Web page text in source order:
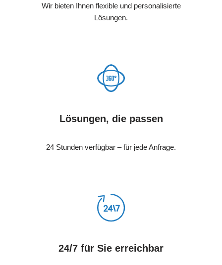
Wir bieten Ihnen flexible und personalisierte
Lösungen.
Lösungen, die passen
24 Stunden verfügbar – für jede Anfrage.
24/7 für Sie erreichbar